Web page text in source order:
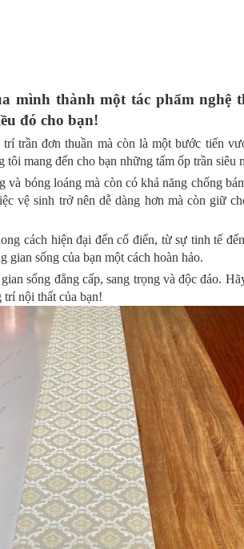
mình thành một tác phẩm nghệ
đó cho bạn!
trần đơn thuần mà còn là một bước tiến
mang đến cho bạn những tấm ốp trần siêu
bóng loáng mà còn có khả năng chống
vệ sinh trở nên dễ dàng hơn mà còn giữ
cách hiện đại đến cổ điển, từ sự tinh tế
gian sống của bạn một cách hoàn hảo.
sống đẳng cấp, sang trọng và độc đáo.
trí nội thất của bạn!